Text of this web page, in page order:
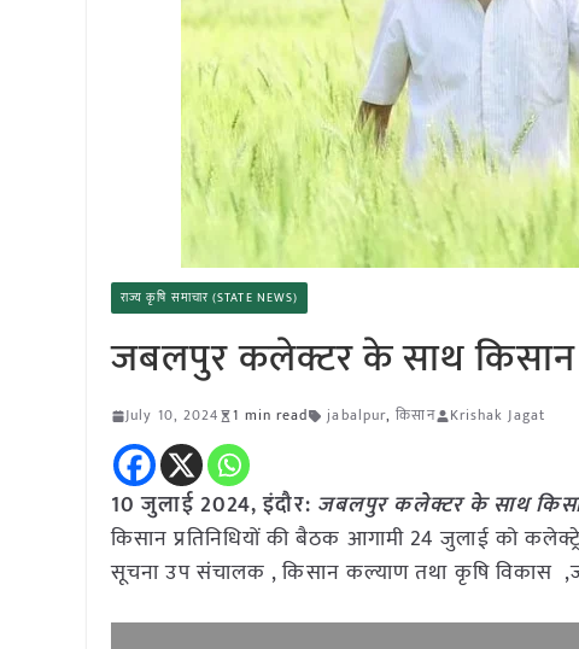
राज्य कृषि समाचार (STATE NEWS)
जबलपुर कलेक्टर के साथ किसान
July 10, 2024 1 min read jabalpur,किसान Krishak Jagat
10 जुलाई 2024,इंदौर: जबलपुर कलेक्टर के साथ
किसान प्रतिनिधियों की बैठक आगामी 24 जुलाई को
सूचना उप संचालक , किसान कल्याण तथा कृषि विकास